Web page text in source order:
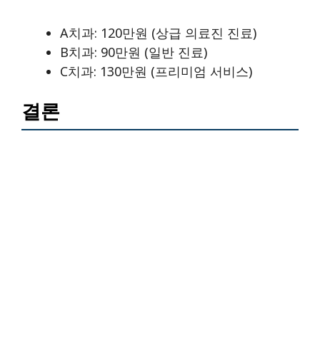
A치과: 120만원 (상급 의료진 진료)
B치과: 90만원 (일반 진료)
C치과: 130만원 (프리미엄 서비스)
결론